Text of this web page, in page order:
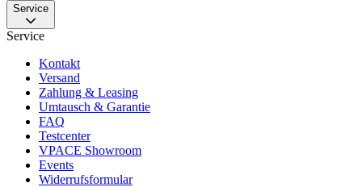
Service
Service
Kontakt
Versand
Zahlung & Leasing
Umtausch & Garantie
FAQ
Testcenter
VPACE Showroom
Events
Widerrufsformular